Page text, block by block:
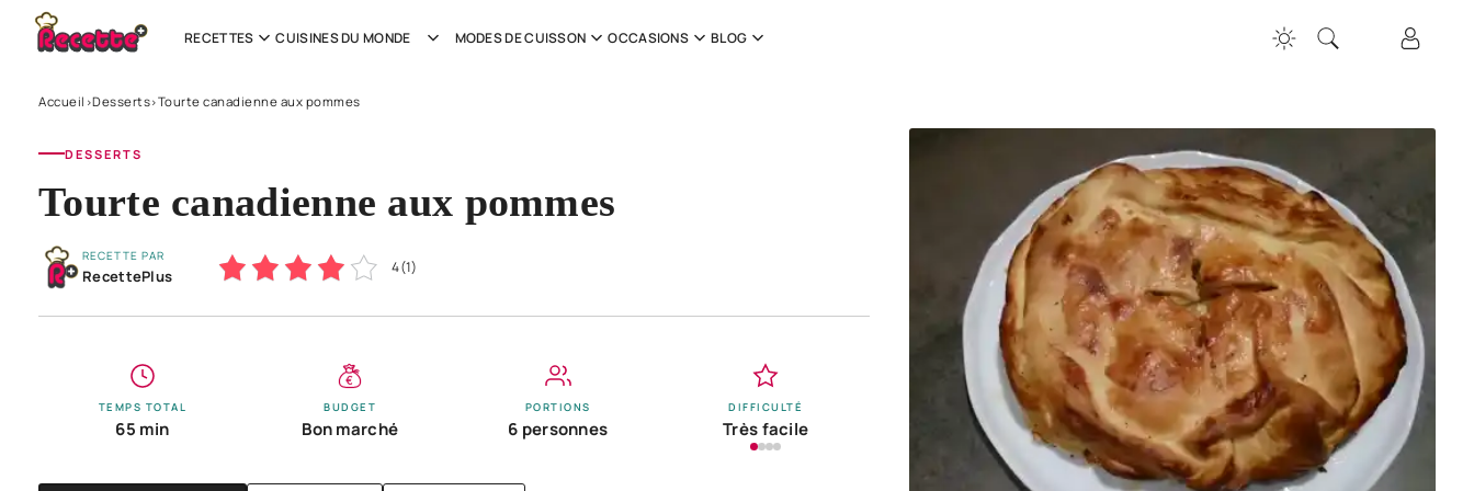
RECETTES CUISINES DU MONDE MODES DE CUISSON OCCASIONS BLOG
Accueil ›Desserts›Tourte canadienne aux pommes
DESSERTS
Tourte canadienne aux pommes
RECETTE PAR
RecettePlus 4(1)
TEMPS TOTAL
65 min
BUDGET
Bon marché
PORTIONS
6 personnes
DIFFICULTÉ
Très facile